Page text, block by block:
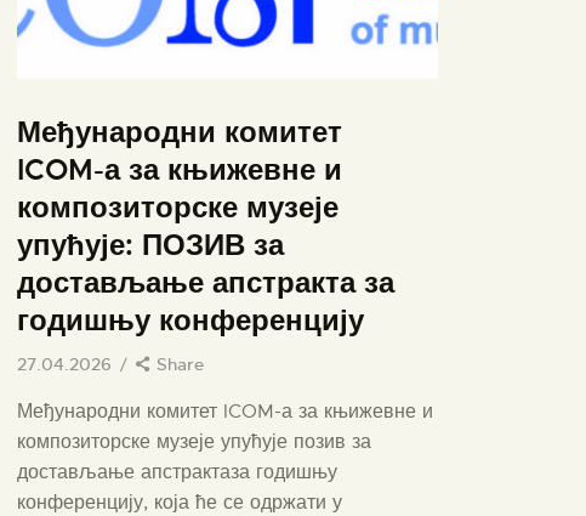
Међународни комитет
ICOM-а за књижевне и
композиторске музеје
упућује: ПОЗИВ за
достављање апстракта за
годишњу конференцију
27.04.2026 Share
Међународни комитет ICOM-а за књижевне и
композиторске музеје упућује позив за
достављање апстрактаза годишњу
конференцију, која ће се одржати у